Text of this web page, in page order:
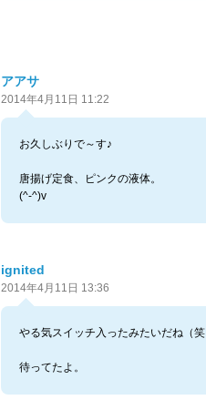
アアサ
2014年4月11日 11:22
お久しぶりで～す♪
唐揚げ定食、ピンクの液体。
(^-^)v
ignited
2014年4月11日 13:36
やる気スイッチ入ったみたいだね（笑
待ってたよ。